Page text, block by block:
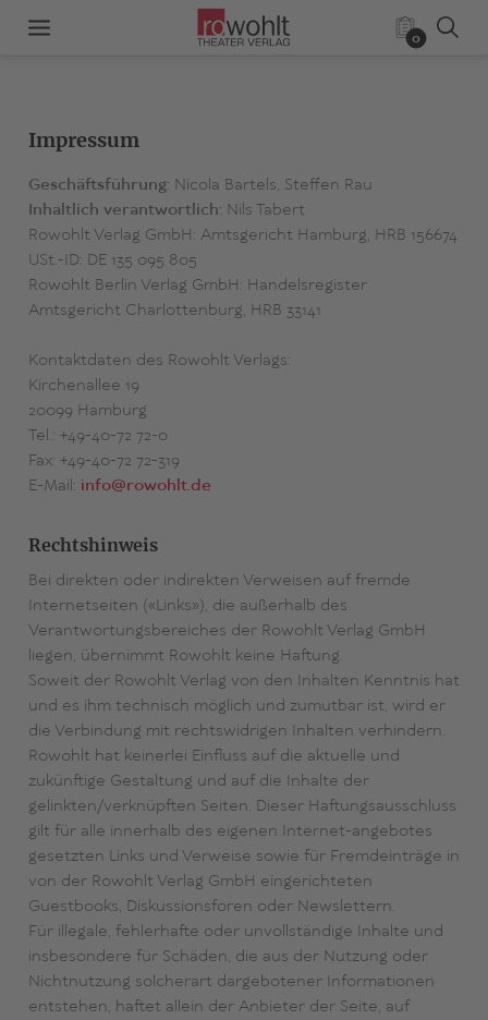
0
Impressum
Geschäftsführung: Nicola Bartels, Steffen Rau
Inhaltlich verantwortlich: Nils Tabert
Rowohlt Verlag GmbH: Amtsgericht Hamburg, HRB 156674
USt.-ID: DE 135 095 805
Rowohlt Berlin Verlag GmbH: Handelsregister
Amtsgericht Charlottenburg, HRB 33141
Kontaktdaten des Rowohlt Verlags:
Kirchenallee 19
20099 Hamburg
Tel.: +49-40-72 72-0
Fax: +49-40-72 72-319
E-Mail: info@rowohlt.de
Rechtshinweis
Bei direkten oder indirekten Verweisen auf fremde
Internetseiten («Links»), die außerhalb des
Verantwortungsbereiches der Rowohlt Verlag GmbH
liegen, übernimmt Rowohlt keine Haftung.
Soweit der Rowohlt Verlag von den Inhalten Kenntnis hat
und es ihm technisch möglich und zumutbar ist, wird er
die Verbindung mit rechtswidrigen Inhalten verhindern.
Rowohlt hat keinerlei Einfluss auf die aktuelle und
zukünftige Gestaltung und auf die Inhalte der
gelinkten/verknüpften Seiten. Dieser Haftungsausschluss
gilt für alle innerhalb des eigenen Internet-angebotes
gesetzten Links und Verweise sowie für Fremdeinträge in
von der Rowohlt Verlag GmbH eingerichteten
Guestbooks, Diskussionsforen oder Newslettern.
Für illegale, fehlerhafte oder unvollständige Inhalte und
insbesondere für Schäden, die aus der Nutzung oder
Nichtnutzung solcherart dargebotener Informationen
entstehen, haftet allein der Anbieter der Seite, auf